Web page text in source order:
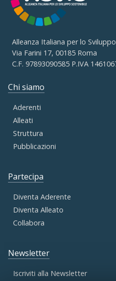
Alleanza Italiana per lo
Via Farini 17, 00185 Roma
C.F. 97893090585 P.IVA
Chi siamo
Aderenti
Alleati
Struttura
Pubblicazioni
Partecipa
Diventa Aderente
Diventa Alleato
Collabora
Newsletter
Iscriviti alla Newsletter